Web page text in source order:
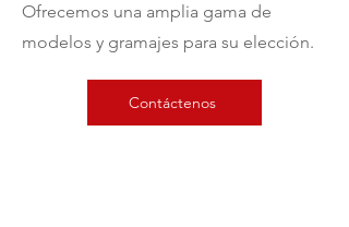
Ofrecemos una amplia gama de
modelos y gramajes para su elección.
Contáctenos